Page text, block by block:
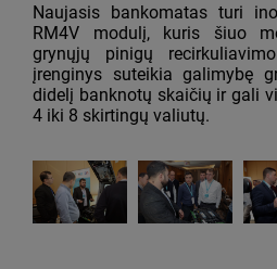
Naujasis bankomatas turi
RM4V modulį, kuris šiuo
grynųjų pinigų
įrenginys suteikia galimybę
didelį banknotų skaičių ir gali
4 iki 8 skirtingų valiutų.